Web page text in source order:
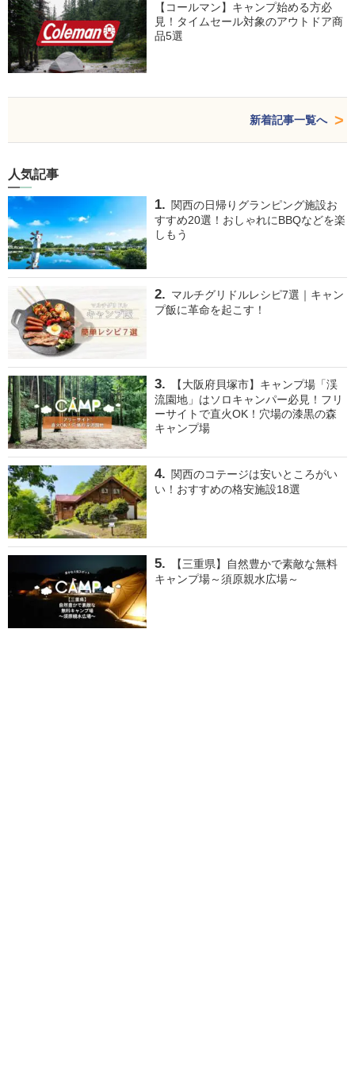
【コールマン】キャンプ始める方必
見！タイムセール対象のアウトドア商
品5選
新着記事一覧へ
人気記事
関西の日帰りグランピング施設お
すすめ20選！おしゃれにBBQなどを楽
しもう
マルチグリドルレシピ7選｜キャン
プ飯に革命を起こす！
【大阪府貝塚市】キャンプ場「渓
流園地」はソロキャンパー必見！フリ
ーサイトで直火OK！穴場の漆黒の森
キャンプ場
関西のコテージは安いところがい
い！おすすめの格安施設18選
【三重県】自然豊かで素敵な無料
キャンプ場～須原親水広場～